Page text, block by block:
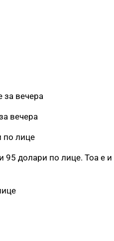
за вечера
вечера
по лице
95 долари по лице. Тоа е